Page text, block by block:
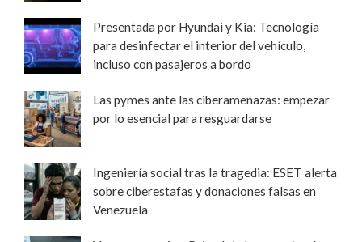
Presentada por Hyundai y Kia: Tecnología
para desinfectar el interior del vehículo,
incluso con pasajeros a bordo
Las pymes ante las ciberamenazas: empezar
por lo esencial para resguardarse
Ingeniería social tras la tragedia: ESET alerta
sobre ciberestafas y donaciones falsas en
Venezuela